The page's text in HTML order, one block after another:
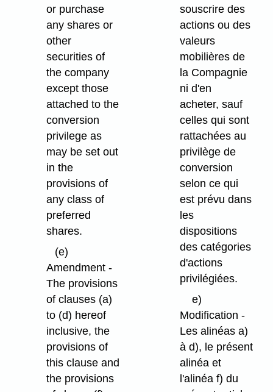
or purchase
any shares or
other
securities of
the company
except those
attached to the
conversion
privilege as
may be set out
in the
provisions of
any class of
preferred
shares.
(e)
Amendment -
The provisions
of clauses (a)
to (d) hereof
inclusive, the
provisions of
this clause and
the provisions
souscrire des
actions ou des
valeurs
mobilières de
la Compagnie
ni d'en
acheter, sauf
celles qui sont
rattachées au
privilège de
conversion
selon ce qui
est prévu dans
les
dispositions
des catégories
d'actions
privilégiées.
e)
Modification -
Les alinéas a)
à d), le présent
alinéa et
l'alinéa f) du